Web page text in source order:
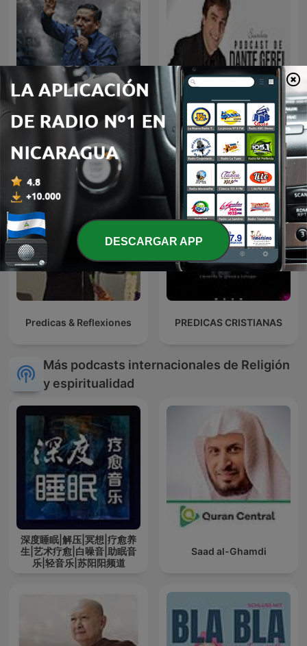
Prédicas de Evangelista
Mario Díaz
Dante Gebel
Predicas & Reflexiones PREDICAS CRISTIANAS
Más podcasts internacionales de Religión
y espiritualidad
深度睡眠|解压|冥想|疗愈养
生|艺术疗愈|白噪音|助眠音
乐|轻音乐|苏阳阳频道
Saad al-Ghamdi
DESCARGAR APP